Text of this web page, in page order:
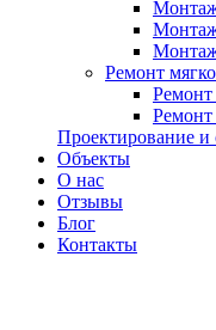
Ремонт
Ремонт
Проектирование и
Объекты
О нас
Отзывы
Блог
Контакты